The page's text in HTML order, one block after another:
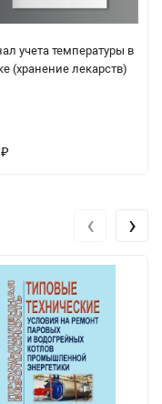
учета температуры в
(хранение лекарств)
₽
‹ ›